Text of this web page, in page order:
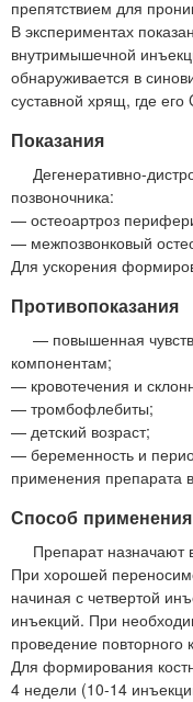
препятствием для
В экспериментах
внутримышечной
обнаруживается в
суставной хрящ, где его
Показания
Дегенеративно-
позвоночника:
— остеоартроз
— межпозвонковый
Для ускорения
Противопоказания
— повышенная
компонентам;
— кровотечения и
— тромбофлебиты;
— детский возраст;
— беременность и
применения препарата
Способ
Препарат назначают
При хорошей
начиная с четвертой
инъекций. При
проведение повторного
Для формирования
4 недели (10-14